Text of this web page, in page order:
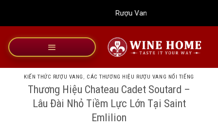
dung
Rượu Vang Wine Home
KIẾN THỨC RƯỢU VANG , CÁC THƯƠNG HIỆU RƯỢU VANG NỔI TIẾNG
Thương Hiệu Chateau Cadet Soutard –
Lâu Đài Nhỏ Tiềm Lực Lớn Tại Saint
Emlilion